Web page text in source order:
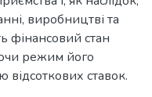
виробництві та
фінансовий стан
режим його
ставок.